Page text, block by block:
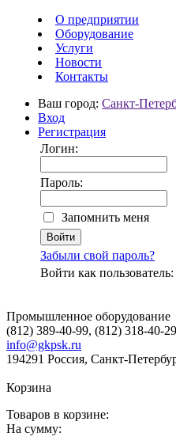
О предприятии
Оборудование
Услуги
Новости
Контакты
Ваш город: Санкт-
Вход
Регистрация
Логин:
Пароль:
Запомнить меня
Забыли свой пароль?
Войти как пользователь:
Промышленное оборудование
(812) 389-40-99, (812) 318-40-
info@gkpsk.ru
194291 Россия, Санкт-
Корзина
Товаров в корзине:
На сумму: